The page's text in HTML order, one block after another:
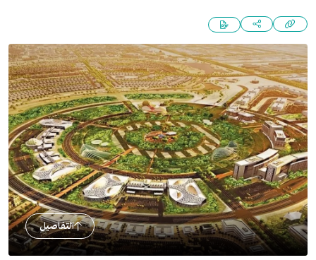
التفاصيل